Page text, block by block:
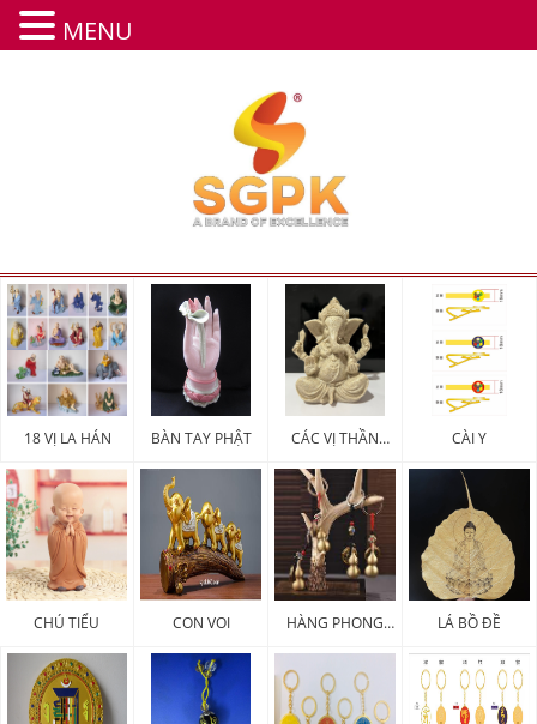
18 VỊ LA HÁN BÀN TAY PHẬT
CÁC VỊ THẦN
CÀI Y
CHÚ TIỂU CON VOI
HÀNG PHONG
LÁ BỒ ĐỀ
MENU